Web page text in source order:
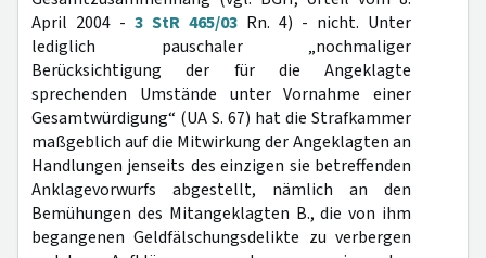
April 2004 - 3 StR 465/03 Rn. 4) - nicht. Unter
lediglich pauschaler „nochmaliger
Berücksichtigung der für die Angeklagte
sprechenden Umstände unter Vornahme einer
Gesamtwürdigung“ (UA S. 67) hat die Strafkammer
maßgeblich auf die Mitwirkung der Angeklagten an
Handlungen jenseits des einzigen sie betreffenden
Anklagevorwurfs abgestellt, nämlich an den
Bemühungen des Mitangeklagten B., die von ihm
begangenen Geldfälschungsdelikte zu verbergen